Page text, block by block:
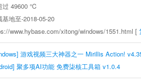
过 49600 ℃
地至-2018-05-20
www.hybase.com/xitong/windows/1551.html [
游戏视频三大神器之一 Mirillis Action!
聚多项AI功能 免费柒核工具箱 v1.0.4